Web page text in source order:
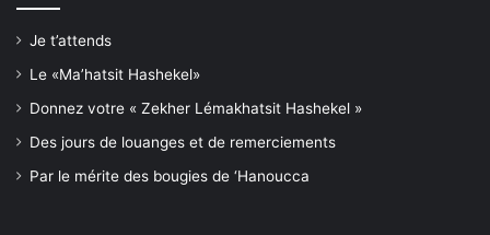
Je t’attends
Le «Ma’hatsit Hashekel»
Donnez votre « Zekher Lémakhatsit Hashekel »
Des jours de louanges et de remerciements
Par le mérite des bougies de ‘Hanoucca